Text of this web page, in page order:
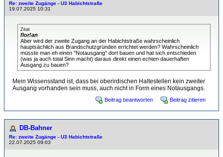
Re: zweite Zugänge - U3 Habichtstraße
19.07.2025 10:31
Zitat
flor!an
Aber wird der zweite Zugang an der Habichtstraße wahrscheinlich
hauptsächlich aus Brandschutzgründen errichtet werden? Wahrscheinlich
müsste man eh einen "Notausgang" dort bauen und hat sich entschieden
(was ja auch total Sinn macht) daraus direkt einen echten dauerhaften
Ausgang zu bauen?
Mein Wissensstand ist, dass bei oberirdischen Haltestellen kein zweiter
Ausgang vorhanden sein muss, auch nicht in Form eines Notausgangs.
Beitrag beantworten Beitrag zitieren
DB-Bahner
Re: zweite Zugänge - U3 Habichtstraße
22.07.2025 09:03